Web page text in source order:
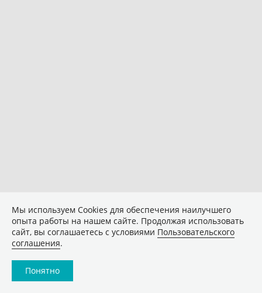
Мы используем Сookies для обеспечения наилучшего
опыта работы на нашем сайте. Продолжая использовать
сайт, вы соглашаетесь с условиями Пользовательского
соглашения.
Понятно